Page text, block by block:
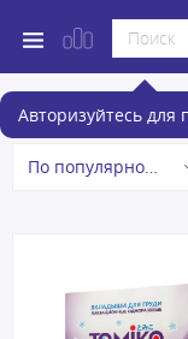
Авторизуйтесь
Средства
По популярности